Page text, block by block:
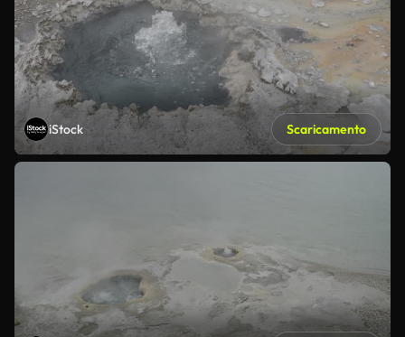
iStock Scaricamento